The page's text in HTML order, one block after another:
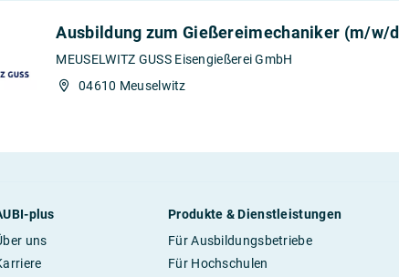
Ausbildung zum Gießereimechaniker (m/w/
MEUSELWITZ GUSS Eisengießerei GmbH
04610 Meuselwitz
plus
uns
Produkte & Dienstleistungen
Für Ausbildungsbetriebe
Für Hochschulen